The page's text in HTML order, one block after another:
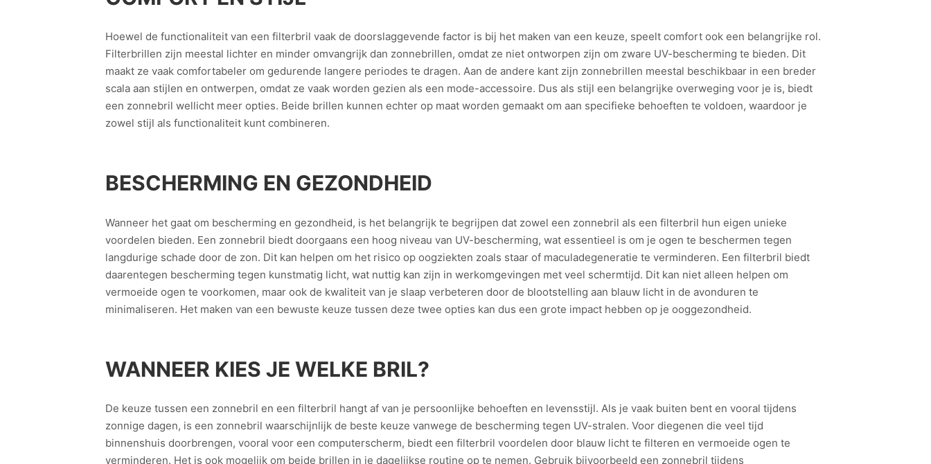
Hoewel de functionaliteit van een filterbril vaak de doorslaggevende factor is bij het maken van een keuze, speelt comfort ook een belangrijke rol.
Filterbrillen zijn meestal lichter en minder omvangrijk dan zonnebrillen, omdat ze niet ontworpen zijn om zware UV-bescherming te bieden. Dit
maakt ze vaak comfortabeler om gedurende langere periodes te dragen. Aan de andere kant zijn zonnebrillen meestal beschikbaar in een breder
scala aan stijlen en ontwerpen, omdat ze vaak worden gezien als een mode-accessoire. Dus als stijl een belangrijke overweging voor je is, biedt
een zonnebril wellicht meer opties. Beide brillen kunnen echter op maat worden gemaakt om aan specifieke behoeften te voldoen, waardoor je
zowel stijl als functionaliteit kunt combineren.
BESCHERMING EN GEZONDHEID
Wanneer het gaat om bescherming en gezondheid, is het belangrijk te begrijpen dat zowel een zonnebril als een filterbril hun eigen unieke
voordelen bieden. Een zonnebril biedt doorgaans een hoog niveau van UV-bescherming, wat essentieel is om je ogen te beschermen tegen
langdurige schade door de zon. Dit kan helpen om het risico op oogziekten zoals staar of maculadegeneratie te verminderen. Een filterbril biedt
daarentegen bescherming tegen kunstmatig licht, wat nuttig kan zijn in werkomgevingen met veel schermtijd. Dit kan niet alleen helpen om
vermoeide ogen te voorkomen, maar ook de kwaliteit van je slaap verbeteren door de blootstelling aan blauw licht in de avonduren te
minimaliseren. Het maken van een bewuste keuze tussen deze twee opties kan dus een grote impact hebben op je ooggezondheid.
WANNEER KIES JE WELKE BRIL?
De keuze tussen een zonnebril en een filterbril hangt af van je persoonlijke behoeften en levensstijl. Als je vaak buiten bent en vooral tijdens
zonnige dagen, is een zonnebril waarschijnlijk de beste keuze vanwege de bescherming tegen UV-stralen. Voor diegenen die veel tijd
binnenshuis doorbrengen, vooral voor een computerscherm, biedt een filterbril voordelen door blauw licht te filteren en vermoeide ogen te
verminderen. Het is ook mogelijk om beide brillen in je dagelijkse routine op te nemen. Gebruik bijvoorbeeld een zonnebril tijdens